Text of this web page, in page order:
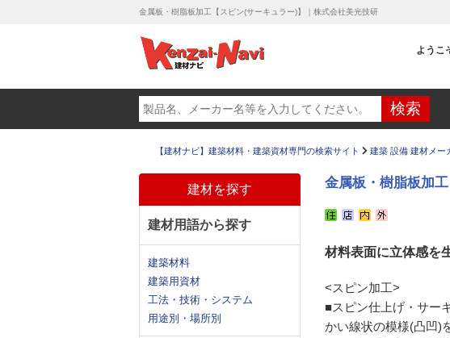
金属板・樹脂板加工【スピン(サーキュラー)】｜株式会社美光技研
ようこ
【建材ナビ】建築材料・建築資材専門の検索サイト 建築 設備 建材メー
建材を探す
建材用語から探す
建築材料
建築用資材
工法・技術・システム
用途別・場所別
金属板・樹脂板加
材料表面に立体感を
<スピン加工>
■スピン仕上げ・サー
かい線状の模様(凸凹)